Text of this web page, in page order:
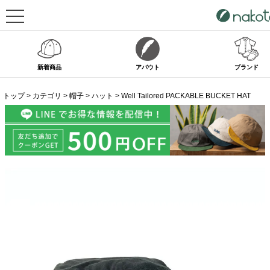
新着商品 アバウト ブランド
トップ カテゴリ 帽子 ハット Well Tailored PACKABLE BUCKET HAT